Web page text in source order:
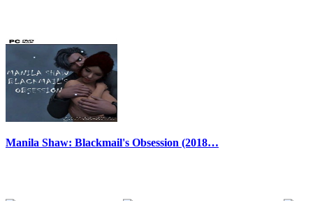
Manila Shaw: Blackmail's Obsession (2018…